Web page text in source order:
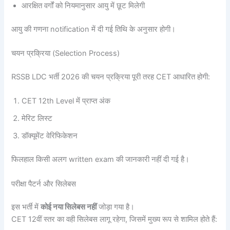
आरक्षित वर्गों को नियमानुसार आयु में छूट मिलेगी
आयु की गणना notification में दी गई तिथि के अनुसार होगी।
चयन प्रक्रिया (Selection Process)
RSSB LDC भर्ती 2026 की चयन प्रक्रिया पूरी तरह CET आधारित होगी:
CET 12th Level में प्राप्त अंक
मेरिट लिस्ट
डॉक्यूमेंट वेरिफिकेशन
फिलहाल किसी अलग written exam की जानकारी नहीं दी गई है।
परीक्षा पैटर्न और सिलेबस
इस भर्ती मेंकोई नया सिलेबस नहींजोड़ा गया है।
CET 12वीं स्तर का वही सिलेबस लागू रहेगा, जिसमें मुख्य रूप से शामिल होते हैं: